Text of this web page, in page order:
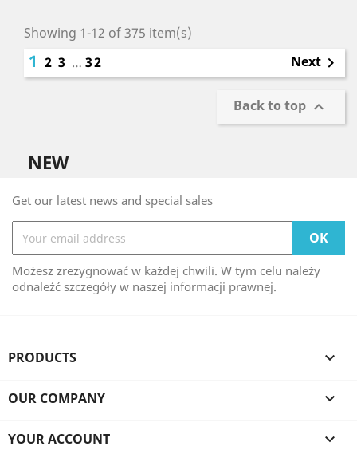
Showing 1-12 of 375 item(s)
1 2 3 … 32 Next 
Back to top 
NEW
Get our latest news and special sales
Możesz zrezygnować w każdej chwili. W tym celu należy
odnaleźć szczegóły w naszej informacji prawnej.
PRODUCTS 
OUR COMPANY 
YOUR ACCOUNT 